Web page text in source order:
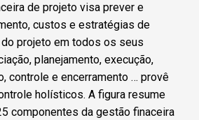
de projeto visa prever e
custos e estratégias de
projeto em todos os seus
planejamento, execução,
controle e encerramento … provê
holísticos. A figura resume
componentes da gestão finaceira